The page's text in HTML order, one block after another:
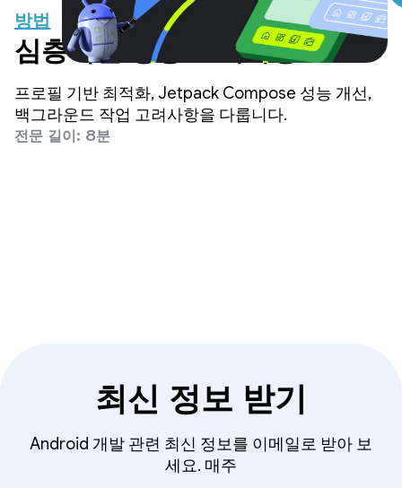
방법
심층적인 성능 고려사항
프로필 기반 최적화, Jetpack Compose 성능 개선,
백그라운드 작업 고려사항을 다룹니다.
전문 길이: 8분
최신 정보 받기
Android 개발 관련 최신 정보를 이메일로 받아 보
세요. 매주